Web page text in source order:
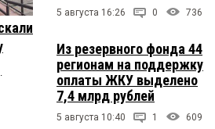
5 августа 16:26 0 736
Из резервного фонда 44
регионам на поддержку
оплаты ЖКУ выделено
7,4 млрд рублей
5 августа 10:40 1 609